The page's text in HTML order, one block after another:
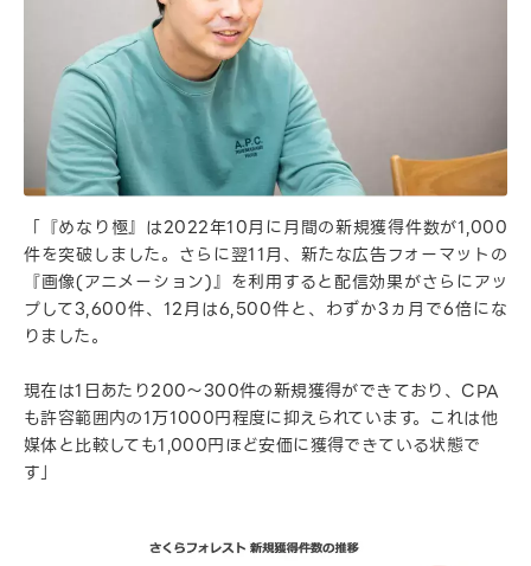
「『めなり極』は2022年10月に月間の新規獲得件数が1,000
件を突破しました。さらに翌11月、新たな広告フォーマットの
『画像(アニメーション)』を利用すると配信効果がさらにアッ
プして3,600件、12月は6,500件と、わずか3ヵ月で6倍にな
りました。
現在は1日あたり200〜300件の新規獲得ができており、CPA
も許容範囲内の1万1000円程度に抑えられています。これは他
媒体と比較しても1,000円ほど安価に獲得できている状態で
す」